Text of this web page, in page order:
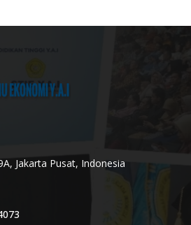
Jakarta Pusat, Indonesia